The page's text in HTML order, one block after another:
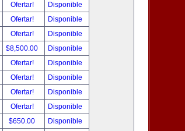
Ofertar!
Disponible
Ofertar!
Disponible
Ofertar!
Disponible
$8,500.00
Disponible
Ofertar!
Disponible
Ofertar!
Disponible
Ofertar!
Disponible
Ofertar!
Disponible
$650.00
Disponible